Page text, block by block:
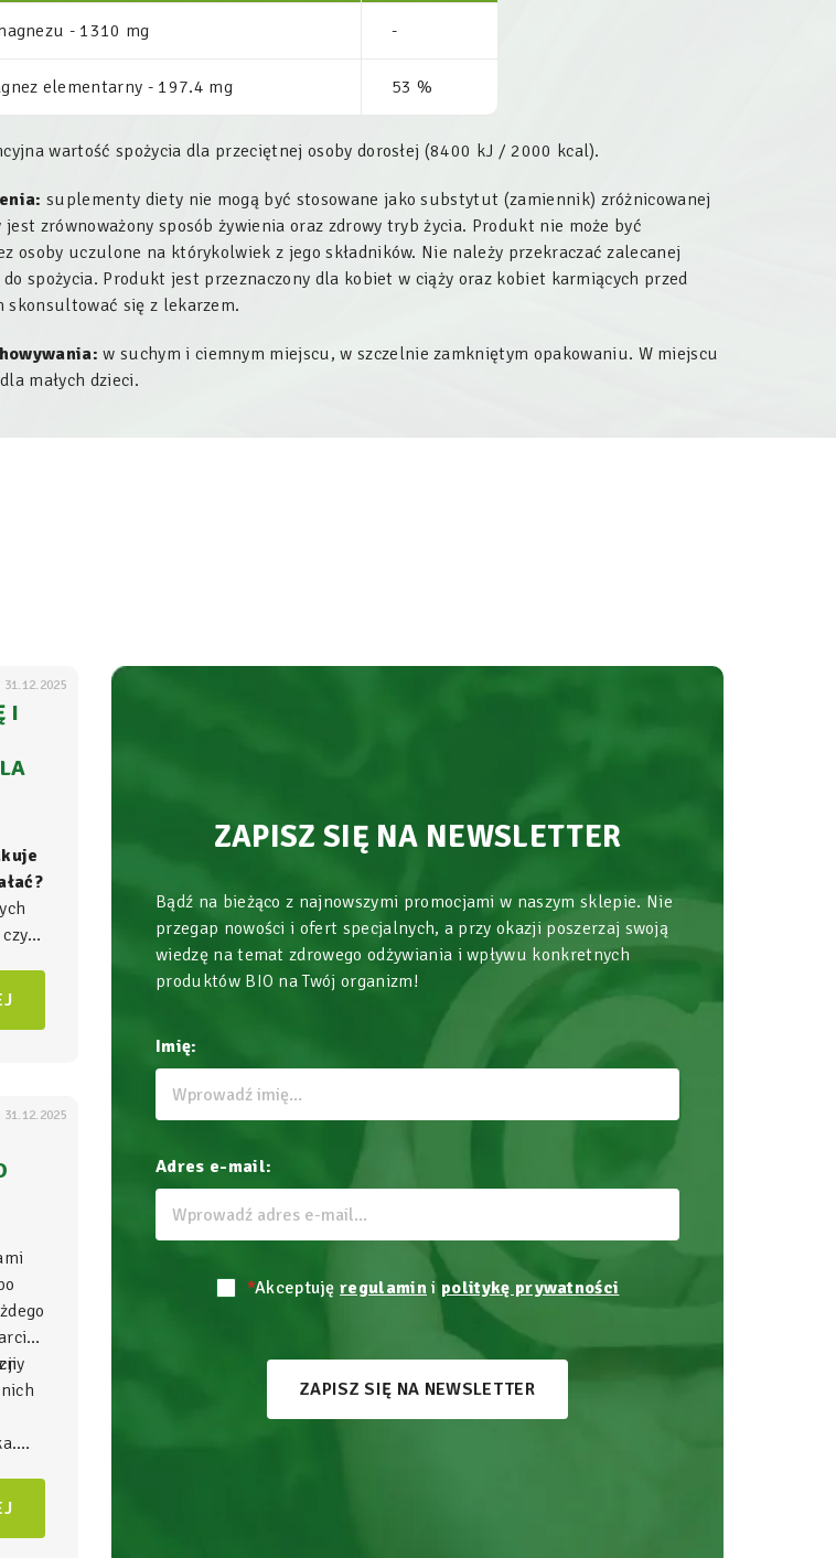
- 1310 mg -
elementarny - 197.4 mg 53 %
wartość spożycia dla przeciętnej osoby dorosłej (8400 kJ / 2000 kcal).
suplementy diety nie mogą być stosowane jako substytut (zamiennik) zróżnicowanej
jest zrównoważony sposób żywienia oraz zdrowy tryb życia. Produkt nie może być
osoby uczulone na którykolwiek z jego składników. Nie należy przekraczać zalecanej
spożycia. Produkt jest przeznaczony dla kobiet w ciąży oraz kobiet karmiących przed
skonsultować się z lekarzem.
w suchym i ciemnym miejscu, w szczelnie zamkniętym opakowaniu. W miejscu
małych dzieci.
31.12.2025
I
czyli
31.12.2025
ZAPISZ SIĘ NA NEWSLETTER
Bądź na bieżąco z najnowszymi promocjami w naszym sklepie. Nie
przegap nowości i ofert specjalnych, a przy okazji poszerzaj swoją
wiedzę na temat zdrowego odżywiania i wpływu konkretnych
produktów BIO na Twój organizm!
Imię:
Adres e-mail:
*Akceptujęregulamin i politykę prywatności
ZAPISZ SIĘ NA NEWSLETTER